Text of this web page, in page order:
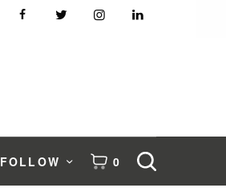
FOLLOW 0